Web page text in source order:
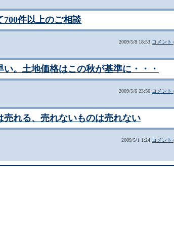
700件以上のご相談
2009/5/8 18:53 コメント
い。土地価格はこの秋が基準に・・・
2009/5/6 23:56 コメント
売れる、売れないものは売れない
2009/5/1 1:24 コメント